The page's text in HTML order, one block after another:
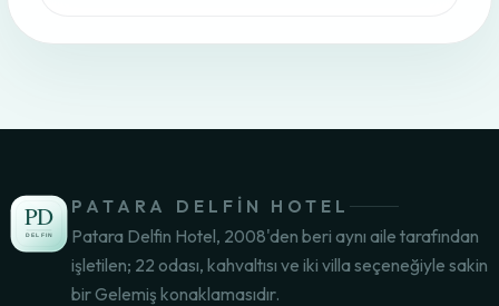
PATARA DELFIN HOTEL
Patara Delfin Hotel, 2008'den beri aynı aile tarafından
işletilen; 22 odası, kahvaltısı ve iki villa seçeneğiyle sakin
bir Gelemiş konaklamasıdır.